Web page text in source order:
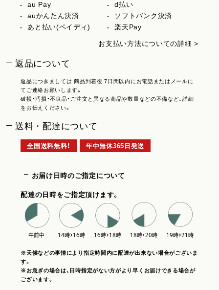
au Pay
d払い
auかんたん決済
ソフトバンク決済
あと払い(ペイディ)
楽天Pay
お支払い方法についての詳細 >
返品について
返品につきましては 商品到着後 7日間以内にお電話またはメールに
てご連絡お願いします。
破損・汚損・不良品・ご注文と異なる商品や数量などの不備など、詳細
をお伝えください。
送料・配達について
全国送料無料！ 年中無休365日発送
お届け日時のご指定について
配達の日時をご指定頂けます。
※天候などの事情により指定時間内に配達が出来ない場合がございま
す。
※お急ぎの場合は、日時指定がない方がより早くお届けできる場合が
ございます。